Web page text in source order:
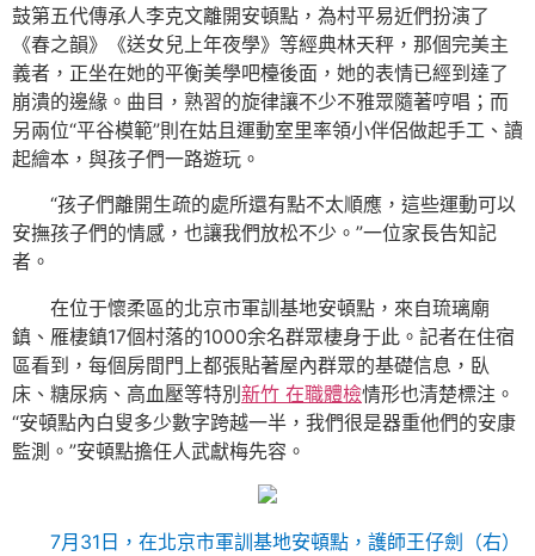
鼓第五代傳承人李克文離開安頓點，為村平易近們扮演了
《春之韻》《送女兒上年夜學》等經典林天秤，那個完美主
義者，正坐在她的平衡美學吧檯後面，她的表情已經到達了
崩潰的邊緣。曲目，熟習的旋律讓不少不雅眾隨著哼唱；而
另兩位“平谷模範”則在姑且運動室里率領小伴侶做起手工、讀
起繪本，與孩子們一路遊玩。
“孩子們離開生疏的處所還有點不太順應，這些運動可以
安撫孩子們的情感，也讓我們放松不少。”一位家長告知記
者。
在位于懷柔區的北京市軍訓基地安頓點，來自琉璃廟
鎮、雁棲鎮17個村落的1000余名群眾棲身于此。記者在住宿
區看到，每個房間門上都張貼著屋內群眾的基礎信息，臥
床、糖尿病、高血壓等特別新竹 在職體檢情形也清楚標注。
“安頓點內白叟多少數字跨越一半，我們很是器重他們的安康
監測。”安頓點擔任人武獻梅先容。
7月31日，在北京市軍訓基地安頓點，護師王仔劍（右）